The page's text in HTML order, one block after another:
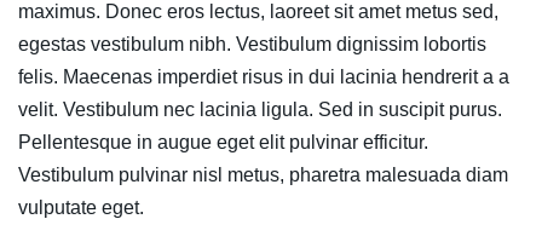
maximus. Donec eros lectus, laoreet sit amet metus sed,
egestas vestibulum nibh. Vestibulum dignissim lobortis
felis. Maecenas imperdiet risus in dui lacinia hendrerit a a
velit. Vestibulum nec lacinia ligula. Sed in suscipit purus.
Pellentesque in augue eget elit pulvinar efficitur.
Vestibulum pulvinar nisl metus, pharetra malesuada diam
vulputate eget.